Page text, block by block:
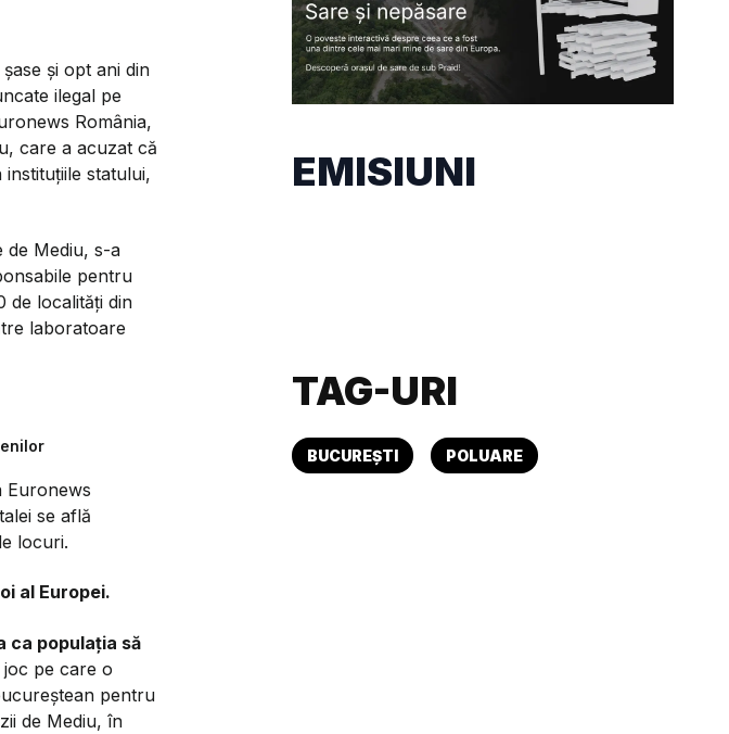
și opt ani din
ilegal pe
România,
care a acuzat că
statului,
de Mediu, s-a
pentru
de localități din
laboratoare
Euronews
se află
locuri.
al Europei.
ca populația să
pe care o
pentru
de Mediu, în
EMISIUNI
TAG-URI
BUCUREȘTI POLUARE